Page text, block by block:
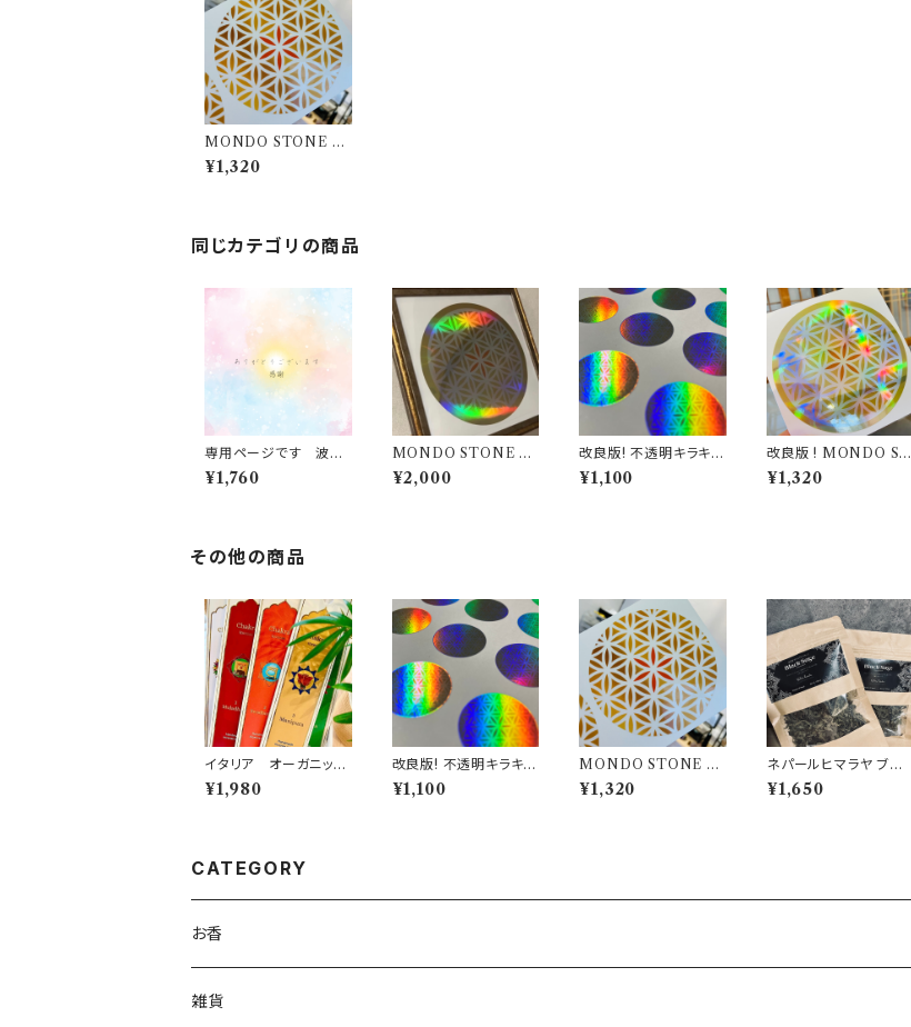
MONDO STONE 透
明 オリジナルステッカ
ー シール 10cmサイズ
¥1,320
同じカテゴリの商品
専用ページです 波動
を遮断する結界シー
ル 28枚 １シート
¥1,760
MONDO STONE キ
ラキラ オリジナル シー
ル 大 21cmサイズ 1枚
¥2,000
改良版! 不透明キラキラ
タイプ MONDO STO
NE オリジナルステッカ
¥1,100
改良版 ! MONDO ST
ONE 高波動 オリジナ
ルステッカー シール 10
¥1,320
その他の商品
イタリア オーガニック
チャクラインセンス
¥1,980
改良版! 不透明キラキラ
タイプ MONDO STO
NE オリジナルステッカ
¥1,100
MONDO STONE 透
明 オリジナルステッカ
ー シール 10cmサイズ
¥1,320
ネパールヒマラヤ ブラッ
クセージ 袋入り
¥1,650
CATEGORY
お香
雑貨